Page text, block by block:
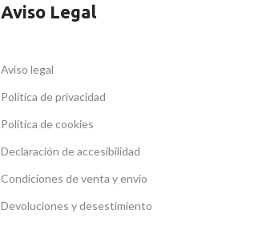
Aviso Legal
Aviso legal
Política de privacidad
Política de cookies
Declaración de accesibilidad
Condiciones de venta y envío
Devoluciones y desestimiento